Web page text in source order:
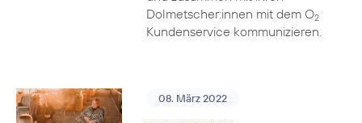
Dolmetscher:innen mit dem O2
Kundenservice kommunizieren.
08. März 2022